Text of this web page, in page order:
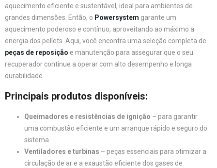
aquecimento eficiente e sustentável, ideal para ambientes de
grandes dimensões. Então, o Powersystem garante um
aquecimento poderoso e contínuo, aproveitando ao máximo a
energia dos pellets. Aqui, você encontra uma seleção completa de
peças de reposição e manutenção para assegurar que o seu
recuperador continue a operar com alto desempenho e longa
durabilidade.
Principais produtos disponíveis:
Queimadores e resistências de ignição – para garantir
uma combustão eficiente e um arranque rápido e seguro do
sistema.
Ventiladores e turbinas – peças essenciais para otimizar a
circulação de ar e a exaustão eficiente dos gases de